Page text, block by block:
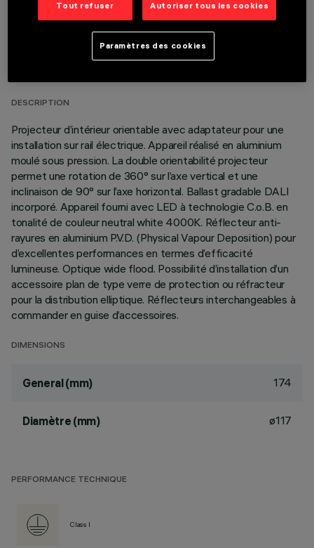
DONNÉES TECHNIQUES
DESCRIPTION
Projecteur d’intérieur orientable avec adaptateur pour une
installation sur rail électrique. Appareil réalisé en aluminium
moulé sous pression. La double orientabilité projecteur
permet une rotation de 360° sur l’axe vertical et une
inclinaison de 90° sur l’axe horizontal. Ballast gradable DALI
incorporé. Appareil fourni avec LED à technologie C.o.B. en
tonalité de couleur neutral white 4000K. Réflecteur anti-
rayures en aluminium P.V.D. (Physical Vapour Deposition) pour
d’excellentes performances en termes d’efficacité
lumineuse. Optique wide flood. Possibilité d’installation d’un
accessoire plan de type verre de protection ou réfracteur
pour la distribution elliptique. Réflecteurs interchangeables à
commander en guise d’accessoires.
DIMENSIONS
General (mm) 174
Diamètre (mm) ø117
PERFORMANCE TECHNIQUE
Class I
Tout refuser Autoriser tous les cookies
Paramètres des cookies